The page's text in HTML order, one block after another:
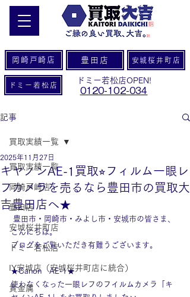
岡崎戸崎店 豊田店 安城桜井町店
ドミー若松店
ドミー若松店OPEN!
0120-102-034
記事
買取実績一覧
岡崎戸崎店
豊田店
安城桜井町店
ドミー若松店
IY安城店（安城桜井町店に統合）
貴金属
買取実績一覧
キヤノンAE-1買取⭐︎フィルム一眼レ
フカメラを売るなら豊田市の買取大
吉豊田店へ★
2025年11月27日
豊田市・岡崎市・みよし市・安城市の皆さま、
こんにちは。
ブログをご覧いただき有難うございます。
★Canon　AE-1★
使わなくなった一眼レフのフイルムカメラ「キ